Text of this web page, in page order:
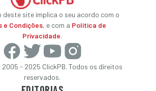
deste site implica o seu acordo com o
e Condições, e com a Política de
Privacidade.
- 2025 ClickPB. Todos os direitos
reservados.